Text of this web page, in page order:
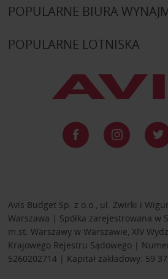
POPULARNE BIURA
POPULARNE LOTNISKA
Avis Budget Sp. z o.o., ul. Żwirki i
Warszawa | Spółka zarejestrowana w
m.st. Warszawy w Warszawie, XIV
Krajowego Rejestru Sądowego |
5260202714 | Kapitał zakładowy: 59